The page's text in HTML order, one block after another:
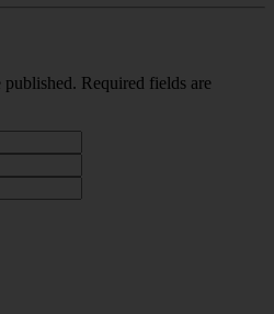
Required fields are